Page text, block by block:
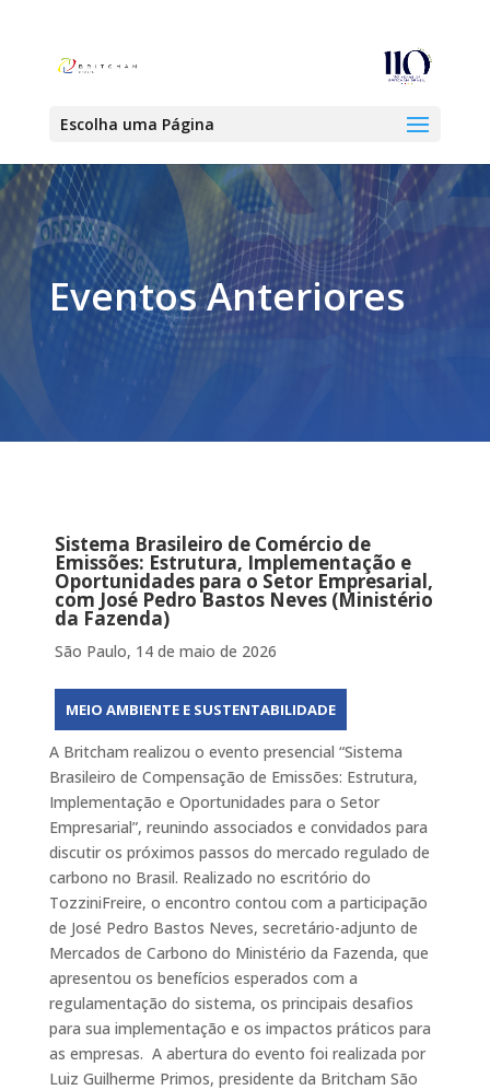
Escolha uma Página
Eventos Anteriores
Sistema Brasileiro de Comércio de
Emissões: Estrutura, Implementação e
Oportunidades para o Setor Empresarial,
com José Pedro Bastos Neves (Ministério
da Fazenda)
São Paulo, 14 de maio de 2026
MEIO AMBIENTE E SUSTENTABILIDADE
A Britcham realizou o evento presencial “Sistema
Brasileiro de Compensação de Emissões: Estrutura,
Implementação e Oportunidades para o Setor
Empresarial”, reunindo associados e convidados para
discutir os próximos passos do mercado regulado de
carbono no Brasil. Realizado no escritório do
TozziniFreire, o encontro contou com a participação
de José Pedro Bastos Neves, secretário-adjunto de
Mercados de Carbono do Ministério da Fazenda, que
apresentou os benefícios esperados com a
regulamentação do sistema, os principais desafios
para sua implementação e os impactos práticos para
as empresas. A abertura do evento foi realizada por
Luiz Guilherme Primos, presidente da Britcham São